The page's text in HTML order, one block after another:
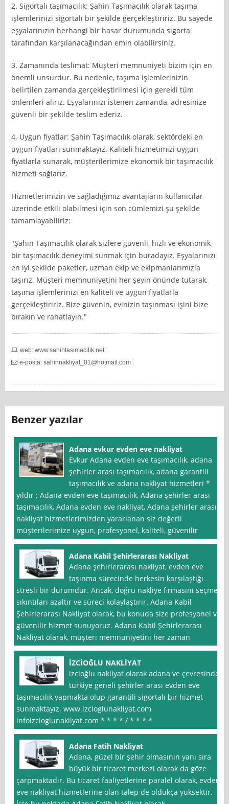
2. Sigortalı taşımacılık: Şahin Taşımacılık olarak taşıma
işlemlerinizi sigortalı bir şekilde gerçekleştiririz. Bu sayede
eşyalarınızın herhangi bir hasar durumunda sigorta
tarafından karşılanacağından emin olabilirsiniz.
3. Zamanında teslimat: Müşteri memnuniyeti bizim için en
önemli unsurdur. Bu nedenle, taşıma işlemlerinizin
belirtilen zamanda gerçekleştirilmesi için gerekli tüm
önlemleri alırız. Eşyalarınızı istenen zamanda, adresinize
güvenli bir şekilde teslim ederiz.
4. Uygun fiyatlar: Şahin Taşımacılık olarak, sektördeki en
uygun fiyatları sunmaktayız. Kaliteli hizmetimizi uygun
fiyatlarla sunarak, müşterilerimize ekonomik bir taşımacılık
hizmeti sağlarız.
Hizmetlerimizin ve sağladığımız avantajların kullanıcılar
üzerinde etkili olabilmesi için son cümlemizi şu şekilde
tamamlayabiliriz:
"Şahin Taşımacılık olarak sizlere güvenli, hızlı ve ekonomik
bir taşımacılık deneyimi sunmak için buradayız. Eşyalarınızı
en iyi şekilde paketler, uzman ekip ve ekipmanlarımızla
taşırız. Müşteri memnuniyetini her şeyin önünde tutarak,
taşıma işlemlerinizi en kaliteli ve uygun fiyatlarla
gerçekleştiririz. Bize güvenin, evinizin taşınması işini bize
bırakın ve rahatlayın."
web: www.sahintasimacilik.net
e-posta:sahinnakliyat_01@hotmail.com
Benzer yazılar
Adana evkur evden eve nakliyat
Evkur Adana evden eve taşımacılık, adana
şehirler arası taşımacılık, adana garantili
taşımacılık ve adana nakliyat hizmetleri *
yıldır ; Adana evden eve taşımacılık, Adana şehirler arası
taşımacılık, Adana evden eve nakliyat, Adana şehirler arası
nakliyat hizmetlerimizden yararlanan siz değerli
müşterilerimize uygun, profesyonel, kaliteli, güvenilir
Adana Kabil Şehirlerarası Nakliyat
Adana şehirlerarası nakliyat, evden eve
taşınma sürecinde herkesin karşılaştığı
stresli bir durumdur. Ancak, doğru nakliye firmasını seçmek
sıkıntıları azaltır ve süreci kolaylaştırır. Adana Kabil
Şehirlerarası Nakliyat olarak, bu konuda size profesyonel ve
güvenilir hizmet sunuyoruz. Adana Kabil Şehirlerarası
Nakliyat olarak, müşteri memnuniyetini her zaman
İZCİOĞLU NAKLİYAT
izcioğlu nakliyat olarak adana ve çevresinde
türkiye geneli şehirler arası evden eve
taşımacılık yapmakta olup garantili sigortalı bir hizmet
sunmaktayız. www.izcioglunakliyat.com
infoizcioglunakliyat.com * * * * / * * * *
Adana Fatih Nakliyat
Adana, güzel bir şehir olmasının yanı sıra
büyük bir ticaret merkezi olarak da göze
çarpmaktadır. Bu ticaret faaliyetlerine paralel olarak, evden
eve nakliyat hizmetlerine olan talep de oldukça yüksektir.